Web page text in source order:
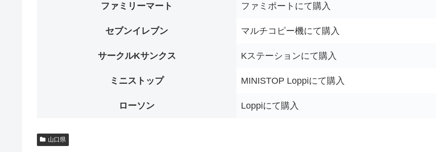
ファミリーマート ファミポートにて購入
セブンイレブン マルチコピー機にて購入
サークルKサンクス Kステーションにて購入
ミニストップ MINISTOP Loppiにて購入
ローソン Loppiにて購入
山口県